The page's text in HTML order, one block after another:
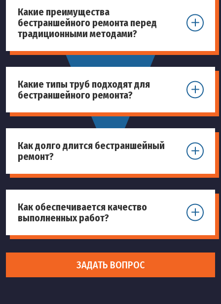
Какие преимущества
бестраншейного ремонта перед
традиционными методами?
Какие типы труб подходят для
бестраншейного ремонта?
Как долго длится бестраншейный
ремонт?
Как обеспечивается качество
выполненных работ?
ЗАДАТЬ ВОПРОС